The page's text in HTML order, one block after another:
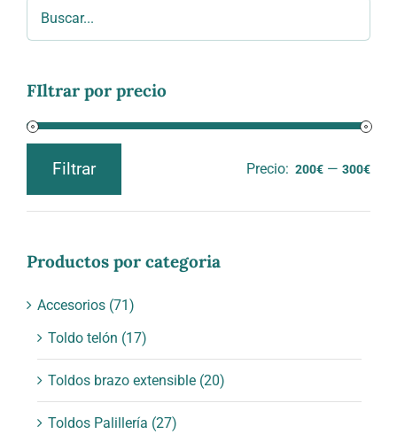
FIltrar por precio
Precio
Precio
Filtrar Precio: 200€ —300€
Productos por categoria
Accesorios (71)
Toldo telón (17)
Toldos brazo extensible (20)
Toldos Palillería (27)